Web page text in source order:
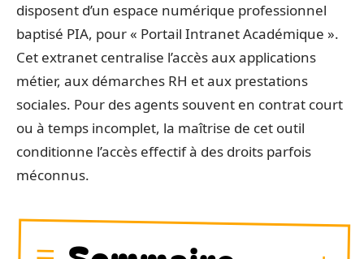
disposent d’un espace numérique professionnel
baptisé PIA, pour « Portail Intranet Académique ».
Cet extranet centralise l’accès aux applications
métier, aux démarches RH et aux prestations
sociales. Pour des agents souvent en contrat court
ou à temps incomplet, la maîtrise de cet outil
conditionne l’accès effectif à des droits parfois
méconnus.